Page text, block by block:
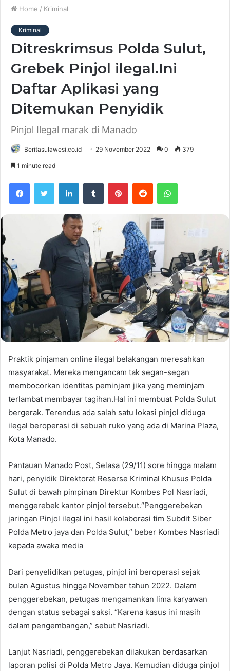
Home / Kriminal
Kriminal
Ditreskrimsus Polda Sulut,
Grebek Pinjol ilegal.Ini
Daftar Aplikasi yang
Ditemukan Penyidik
Pinjol Ilegal marak di Manado
Beritasulawesi.co.id 29 November 2022 0 379
1 minute read
Praktik pinjaman online ilegal belakangan meresahkan
masyarakat. Mereka mengancam tak segan-segan
membocorkan identitas peminjam jika yang meminjam
terlambat membayar tagihan.Hal ini membuat Polda Sulut
bergerak. Terendus ada salah satu lokasi pinjol diduga
ilegal beroperasi di sebuah ruko yang ada di Marina Plaza,
Kota Manado.
Pantauan Manado Post, Selasa (29/11) sore hingga malam
hari, penyidik Direktorat Reserse Kriminal Khusus Polda
Sulut di bawah pimpinan Direktur Kombes Pol Nasriadi,
menggerebek kantor pinjol tersebut.“Penggerebekan
jaringan Pinjol ilegal ini hasil kolaborasi tim Subdit Siber
Polda Metro jaya dan Polda Sulut,” beber Kombes Nasriadi
kepada awaka media
Dari penyelidikan petugas, pinjol ini beroperasi sejak
bulan Agustus hingga November tahun 2022. Dalam
penggerebekan, petugas mengamankan lima karyawan
dengan status sebagai saksi. “Karena kasus ini masih
dalam pengembangan,” sebut Nasriadi.
Lanjut Nasriadi, penggerebekan dilakukan berdasarkan
laporan polisi di Polda Metro Jaya. Kemudian diduga pinjol